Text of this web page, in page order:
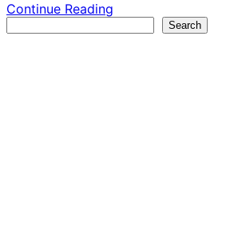
Continue Reading
Search